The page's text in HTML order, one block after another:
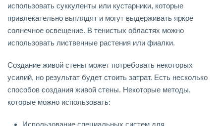
использовать суккуленты или кустарники, которые
привлекательно выглядят и могут выдерживать яркое
солнечное освещение. В тенистых областях можно
использовать лиственные растения или фиалки.
Создание живой стены может потребовать некоторых
усилий, но результат будет стоить затрат. Есть несколько
способов создания живой стены. Некоторые методы,
которые можно использовать:
Использование специальных систем для